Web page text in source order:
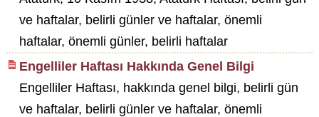
ve haftalar, belirli günler ve haftalar, önemli
haftalar, önemli günler, belirli haftalar
Engelliler Haftası Hakkında Genel Bilgi
Engelliler Haftası, hakkında genel bilgi, belirli gün
ve haftalar, belirli günler ve haftalar, önemli